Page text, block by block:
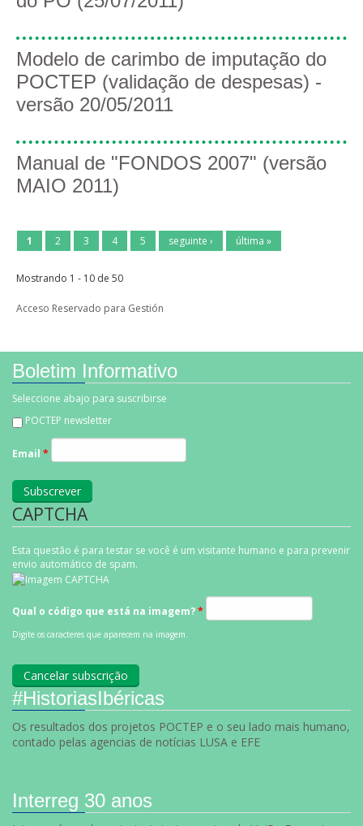
Modelo de carimbo de imputação do
POCTEP (validação de despesas) -
versão 20/05/2011
Manual de "FONDOS 2007" (versão
MAIO 2011)
1 2 3 4 5 seguinte › última »
Mostrando 1 - 10 de 50
Acceso Reservado para Gestión
Boletim Informativo
Seleccione abajo para suscribirse
POCTEP newsletter
Email *
CAPTCHA
Esta questão é para testar se você é um visitante humano e para prevenir
envio automático de spam.
Qual o código que está na imagem?*
Digite os caracteres que aparecem na imagem.
#HistoriasIbéricas
Os resultados dos projetos POCTEP e o seu lado mais humano,
contado pelas agencias de notícias LUSA e EFE
Interreg 30 anos